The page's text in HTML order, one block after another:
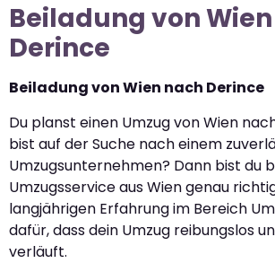
Beiladung von
Derince
Beiladung von Wien nach Derince
Du planst einen Umzug von Wien
bist auf der Suche nach einem
Umzugsunternehmen? Dann bist du
Umzugsservice aus Wien genau
langjährigen Erfahrung im Bereich
dafür, dass dein Umzug reibungslos
verläuft.